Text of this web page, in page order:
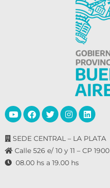
SEDE CENTRAL – LA PLATA
Calle 526 e/ 10 y 11 – CP 1900
08.00 hs a 19.00 hs